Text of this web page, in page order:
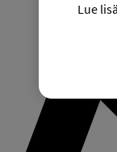
Lue